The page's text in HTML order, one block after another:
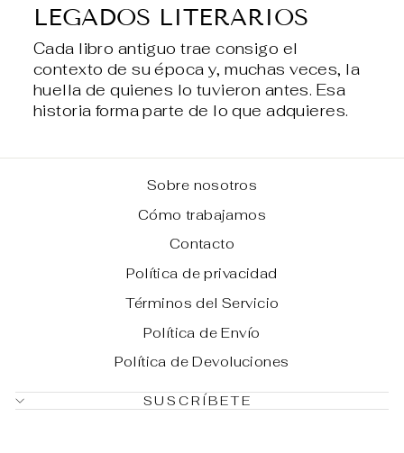
LEGADOS LITERARIOS
Cada libro antiguo trae consigo el
contexto de su época y, muchas veces, la
huella de quienes lo tuvieron antes. Esa
historia forma parte de lo que adquieres.
Sobre nosotros
Cómo trabajamos
Contacto
Política de privacidad
Términos del Servicio
Política de Envío
Política de Devoluciones
SUSCRÍBETE